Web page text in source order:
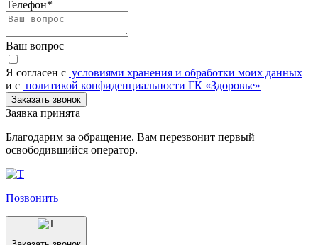
Телефон*
Ваш вопрос
Я согласен c условиями хранения и обработки моих данных
и с политикой конфиденциальности ГК «Здоровье»
Заказать звонок
Заявка принята
Благодарим за обращение. Вам перезвонит первый
освободившийся оператор.
Позвонить